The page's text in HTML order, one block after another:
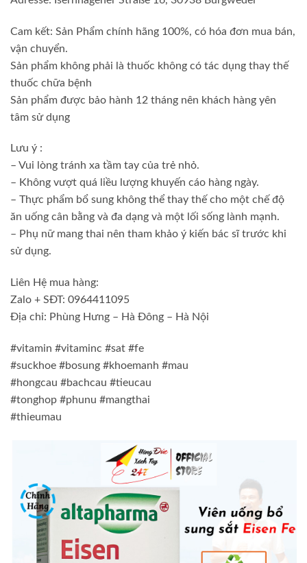
Cam kết: Sản Phẩm chính hãng 100%, có hóa đơn mua bán,
vận chuyển.
Sản phẩm không phải là thuốc không có tác dụng thay thế
thuốc chữa bệnh
Sản phẩm được bảo hành 12 tháng nên khách hàng yên
tâm sử dụng
Lưu ý :
– Vui lòng tránh xa tầm tay của trẻ nhỏ.
– Không vượt quá liều lượng khuyến cáo hàng ngày.
– Thực phẩm bổ sung không thể thay thế cho một chế độ
ăn uống cân bằng và đa dạng và một lối sống lành mạnh.
– Phụ nữ mang thai nên tham khảo ý kiến ​​bác sĩ trước khi
sử dụng.
Liên Hệ mua hàng:
Zalo + SĐT: 0964411095
Địa chỉ: Phùng Hưng – Hà Đông – Hà Nội
#vitamin #vitaminc #sat #fe
#suckhoe #bosung #khoemanh #mau
#hongcau #bachcau #tieucau
#tonghop #phunu #mangthai
#thieumau